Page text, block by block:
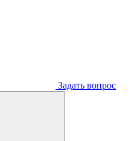
Задать вопрос